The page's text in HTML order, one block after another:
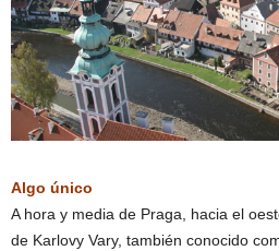
Algo único
A hora y media de Praga, hacia el
de Karlovy Vary, también conocido